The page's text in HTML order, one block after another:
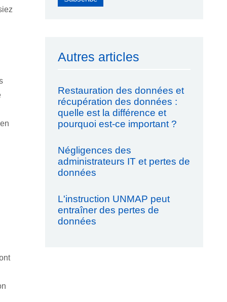
Autres articles
Restauration des données et
récupération des données :
quelle est la différence et
pourquoi est-ce important ?
Négligences des
administrateurs IT et pertes de
données
L'instruction UNMAP peut
entraîner des pertes de
données